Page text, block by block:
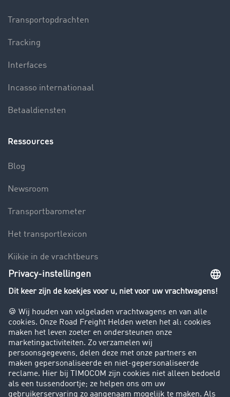
Transportopdrachten
Tracking
Interfaces
Incasso internationaal
Betaaldiensten
Ressources
Blog
Newsroom
Transportbarometer
Het transportlexicon
Kijkje in de vrachtbeurs
Rijverbod voor vrachtwagens
Bedrijf
Success Stories
Klanten werven klanten
Support